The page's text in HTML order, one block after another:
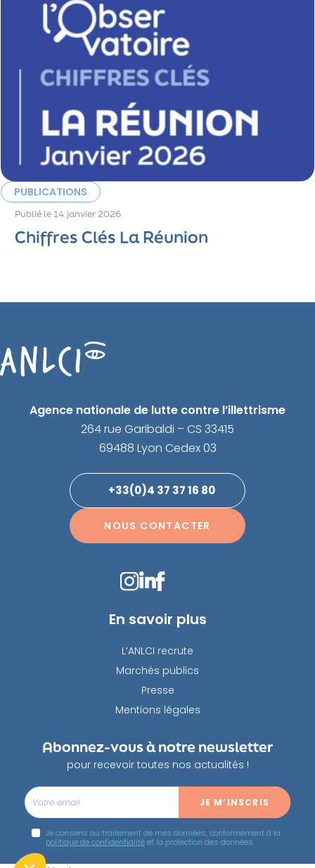
PUBLICATIONS
Publié le 14 janvier 2026
Chiffres Clés La Réunion
Agence nationale de lutte contre l’illettrisme
264 rue Garibaldi – CS 33415
69488 Lyon Cedex 03
+33(0)4 37 37 16 80
NOUS CONTACTER
En savoir plus
L’ANLCI recrute
Marchés publics
Presse
Mentions légales
Abonnez-vous à notre newsletter
pour recevoir toutes nos actualités !
Je consens au traitement de mes données, conformément à la
politique de confidentialitéet la protection des données